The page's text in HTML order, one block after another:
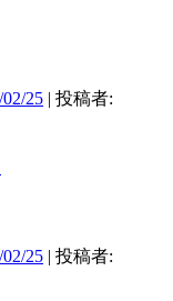
25
投稿者:
02/25 | 投稿者: